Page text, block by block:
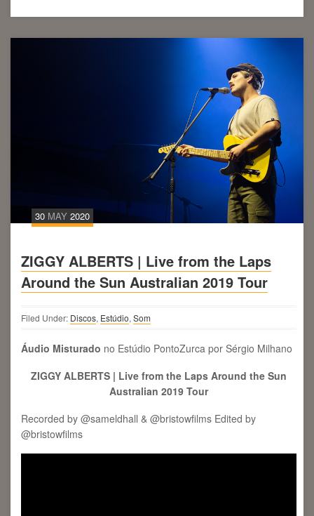
30 MAY 2020
ZIGGY ALBERTS | Live from the Laps
Around the Sun Australian 2019 Tour
Filed Under: Discos, Estúdio,Som
Áudio Misturado no Estúdio PontoZurca por Sérgio Milhano
ZIGGY ALBERTS | Live from the Laps Around the Sun
Australian 2019 Tour
Recorded by @sameldhall & @bristowfilms Edited by
@bristowfilms